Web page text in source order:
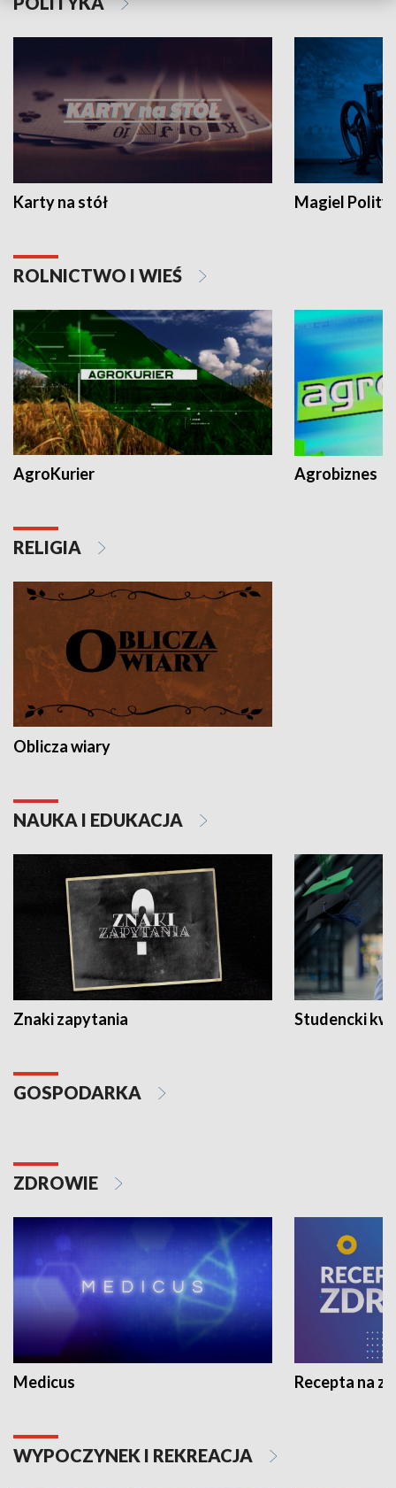
Karty na stół Magiel
ROLNICTWO I WIEŚ
AgroKurier Agrobiznes
RELIGIA
Oblicza wiary
NAUKA I EDUKACJA
Znaki zapytania Studencki
GOSPODARKA
ZDROWIE
Medicus Recepta na
WYPOCZYNEK I REKREACJA